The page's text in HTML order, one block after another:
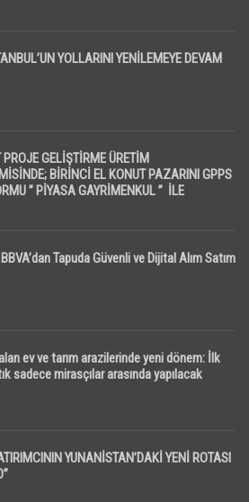
YOLLARINI YENİLEMEYE DEVAM
GELİŞTİRME ÜRETİM
BİRİNCİ EL KONUT PAZARINI GPPS
” PİYASA GAYRİMENKUL ” İLE
Tapuda Güvenli ve Dijital Alım Satım
ev ve tarım arazilerinde yeni dönem: İlk
sadece mirasçılar arasında yapılacak
YUNANİSTAN’DAKİ YENİ ROTASI